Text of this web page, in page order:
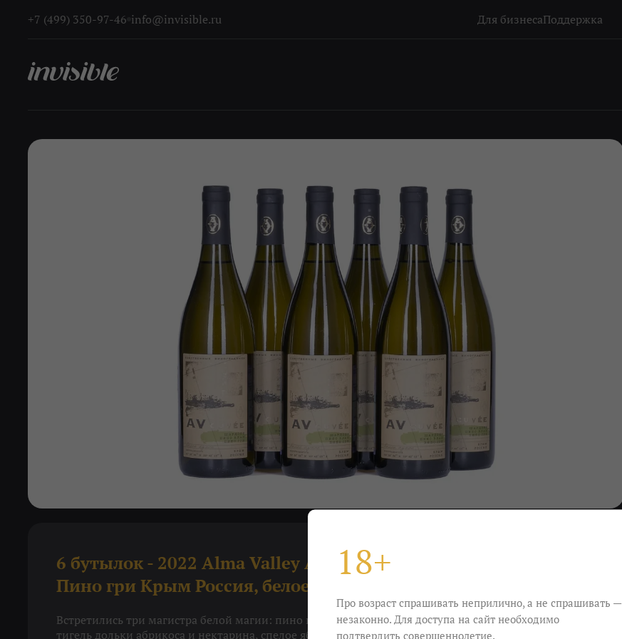
+7 (499) 350-97-46 info@invisible.ru Для бизнесаПоддержка
6 бутылок - 2022 Alma Valley AV Cuvee Шардоне Пино блан
Пино гри Крым Россия, белое сухое
Встретились три магистра белой магии: пино гри, пино блан и шардоне. Бросили в алхимический
тигель дольки абрикоса и нектарина, спелое яблоко и грушу из близлежащего сада, капнули туда
18+
Про возраст спрашивать неприлично, а не спрашивать —
незаконно. Для доступа на сайт необходимо
подтвердить совершеннолетие.